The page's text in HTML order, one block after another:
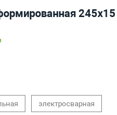
электросварная